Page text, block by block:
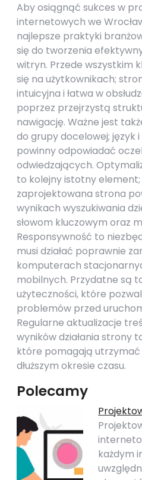
Aby osiągnąć sukces w
internetowych we
najlepsze praktyki
się do tworzenia
witryn. Przede wszystkim
się na użytkownikach;
intuicyjna i łatwa w
poprzez przejrzystą
nawigację. Ważne jest
do grupy docelowej; język
powinny odpowiadać
odwiedzających.
to kolejny istotny
zaprojektowana strona
wynikach wyszukiwania
słowom kluczowym oraz
Responsywność to
musi działać poprawnie
komputerach
mobilnych. Przydatne są
użyteczności, które
problemów przed
Regularne aktualizacje
wyników działania strony
które pomagają
dłuższym okresie czasu.
Polecamy
każdym